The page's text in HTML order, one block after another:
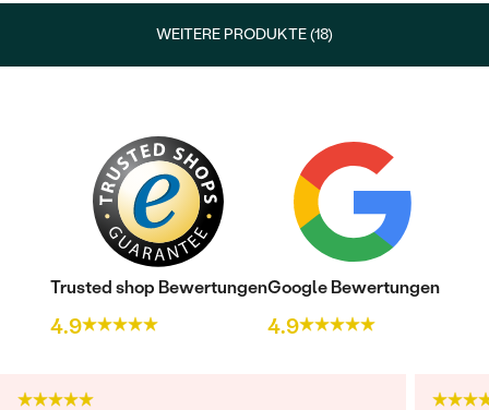
WEITERE PRODUKTE (18)
Trusted shop Bewertungen
4.9
Google Bewertungen
4.9